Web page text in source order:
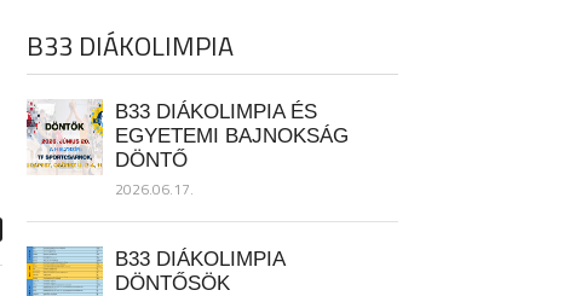
B33 DIÁKOLIMPIA
B33 DIÁKOLIMPIA ÉS
EGYETEMI BAJNOKSÁG
DÖNTŐ
2026.06.17.
B33 DIÁKOLIMPIA
DÖNTŐSÖK